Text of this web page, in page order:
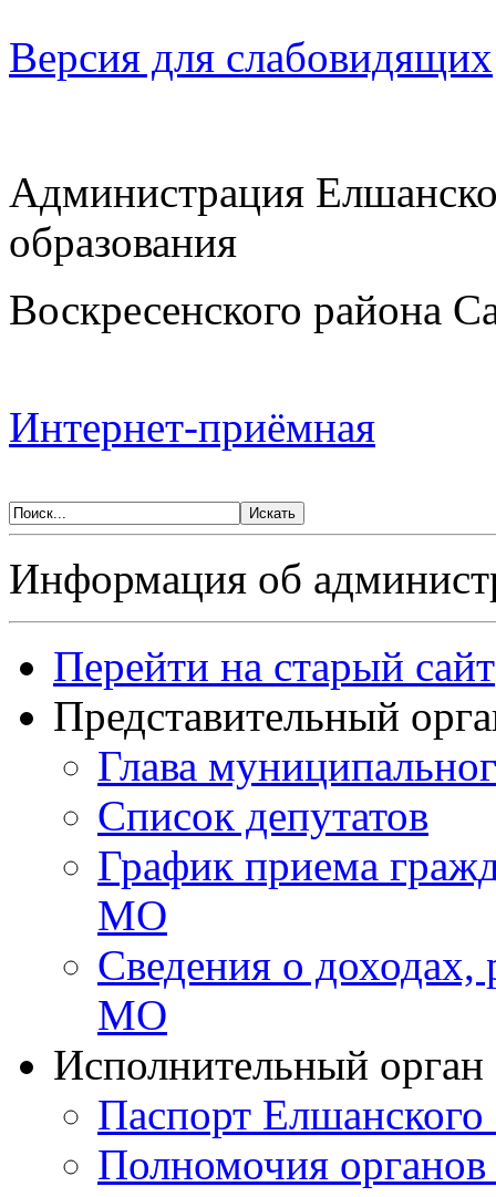
Версия для слабовидящих
Администрация
образования
Воскресенского района
Интернет-приёмная
Информация об
Перейти на старый сайт
Представительный
Глава
Список депутатов
График приема
МО
Сведения о доходах,
МО
Исполнительный орган
Паспорт
Полномочия органов